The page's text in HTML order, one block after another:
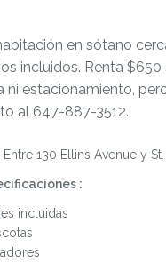
en sótano
incluidos. Renta
ni estacionamiento,
al 647-887-3512.
Entre 130 Ellins Avenue y
:
incluidas